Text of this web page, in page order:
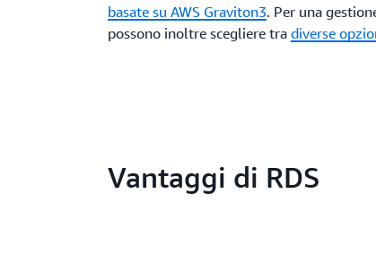
basate su AWS Graviton3. Per una
possono inoltre scegliere tradiverse
Vantaggi di RDS